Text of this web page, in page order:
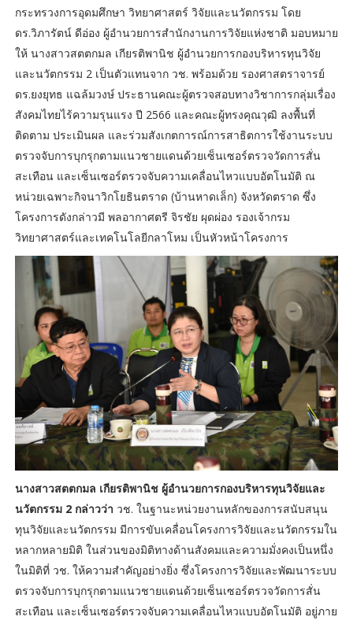
กระทรวงการอุดมศึกษา วิทยาศาสตร์ วิจัยและนวัตกรรม โดย
ดร.วิภารัตน์ ดีอ่อง ผู้อำนวยการสำนักงานการวิจัยแห่งชาติ มอบหมาย
ให้ นางสาวสตตกมล เกียรติพานิช ผู้อำนวยการกองบริหารทุนวิจัย
และนวัตกรรม 2 เป็นตัวแทนจาก วช. พร้อมด้วย รองศาสตราจารย์
ดร.ยงยุทธ แฉล้มวงษ์ ประธานคณะผู้ตรวจสอบทางวิชาการกลุ่มเรื่อง
สังคมไทยไร้ความรุนแรง ปี 2566 และคณะผู้ทรงคุณวุฒิ ลงพื้นที่
ติดตาม ประเมินผล และร่วมสังเกตการณ์การสาธิตการใช้งานระบบ
ตรวจจับการบุกรุกตามแนวชายแดนด้วยเซ็นเซอร์ตรวจวัดการสั่น
สะเทือน และเซ็นเซอร์ตรวจจับความเคลื่อนไหวแบบอัตโนมัติ ณ
หน่วยเฉพาะกิจนาวิกโยธินตราด (บ้านหาดเล็ก) จังหวัดตราด ซึ่ง
โครงการดังกล่าวมี พลอากาศตรี จิรชัย ผุดผ่อง รองเจ้ากรม
วิทยาศาสตร์และเทคโนโลยีกลาโหม เป็นหัวหน้าโครงการ
นางสาวสตตกมล เกียรติพานิช ผู้อำนวยการกองบริหารทุนวิจัยและ
นวัตกรรม 2 กล่าวว่า วช. ในฐานะหน่วยงานหลักของการสนับสนุน
ทุนวิจัยและนวัตกรรม มีการขับเคลื่อนโครงการวิจัยและนวัตกรรมใน
หลากหลายมิติ ในส่วนของมิติทางด้านสังคมและความมั่งคงเป็นหนึ่ง
ในมิติที่ วช. ให้ความสำคัญอย่างยิ่ง ซึ่งโครงการวิจัยและพัฒนาระบบ
ตรวจจับการบุกรุกตามแนวชายแดนด้วยเซ็นเซอร์ตรวจวัดการสั่น
สะเทือน และเซ็นเซอร์ตรวจจับความเคลื่อนไหวแบบอัตโนมัติ อยู่ภาย